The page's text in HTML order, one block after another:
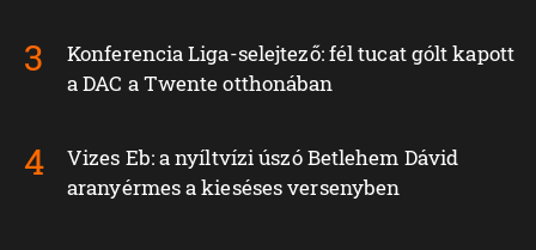
Konferencia Liga-selejtező: fél tucat gólt kapott
a DAC a Twente otthonában
Vizes Eb: a nyíltvízi úszó Betlehem Dávid
aranyérmes a kieséses versenyben